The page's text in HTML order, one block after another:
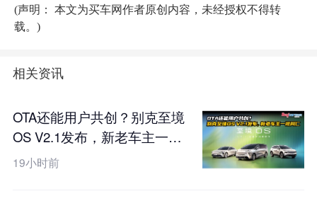
(声明： 本文为买车网作者原创内容，未经授权不得转
载。)
相关资讯
OTA还能用户共创？别克至境
OS V2.1发布，新老车主一视
同仁
19小时前